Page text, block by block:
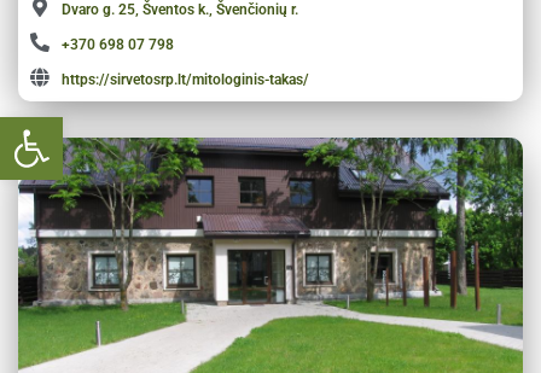
Open toolbar
Dvaro g. 25, Šventos k., Švenčionių r.
+370 698 07 798
https://sirvetosrp.lt/mitologinis-takas/